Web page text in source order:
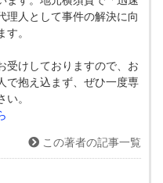
理人として事件の解決に向
。
受けしておりますので、お
で抱え込まず、ぜひ一度専
。
この著者の記事一覧